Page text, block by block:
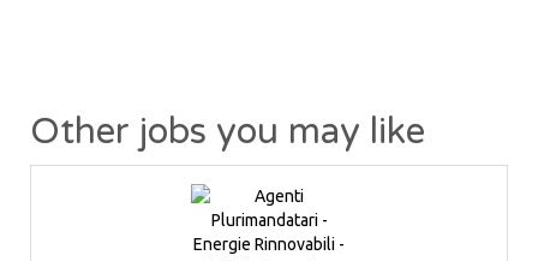
Other jobs you may like